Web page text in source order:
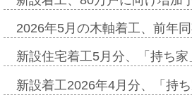
2026年5月の木軸着工、前年
新設住宅着工5月分、「持ち
新設着工2026年4月分、「持